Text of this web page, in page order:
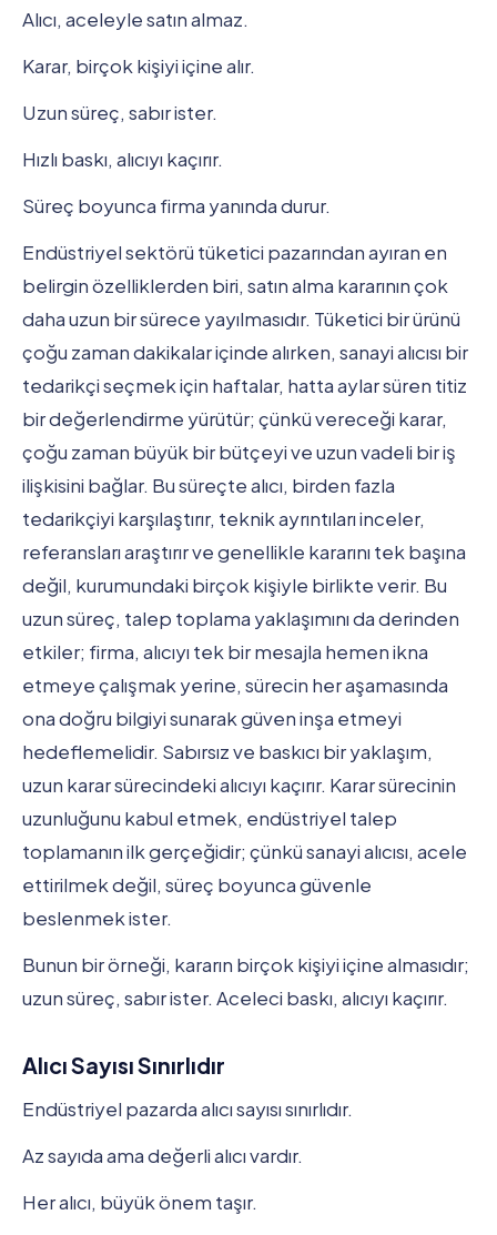
Alıcı, aceleyle satın almaz.
Karar, birçok kişiyi içine alır.
Uzun süreç, sabır ister.
Hızlı baskı, alıcıyı kaçırır.
Süreç boyunca firma yanında durur.
Endüstriyel sektörü tüketici pazarından ayıran en
belirgin özelliklerden biri, satın alma kararının çok
daha uzun bir sürece yayılmasıdır. Tüketici bir ürünü
çoğu zaman dakikalar içinde alırken, sanayi alıcısı bir
tedarikçi seçmek için haftalar, hatta aylar süren titiz
bir değerlendirme yürütür; çünkü vereceği karar,
çoğu zaman büyük bir bütçeyi ve uzun vadeli bir iş
ilişkisini bağlar. Bu süreçte alıcı, birden fazla
tedarikçiyi karşılaştırır, teknik ayrıntıları inceler,
referansları araştırır ve genellikle kararını tek başına
değil, kurumundaki birçok kişiyle birlikte verir. Bu
uzun süreç, talep toplama yaklaşımını da derinden
etkiler; firma, alıcıyı tek bir mesajla hemen ikna
etmeye çalışmak yerine, sürecin her aşamasında
ona doğru bilgiyi sunarak güven inşa etmeyi
hedeflemelidir. Sabırsız ve baskıcı bir yaklaşım,
uzun karar sürecindeki alıcıyı kaçırır. Karar sürecinin
uzunluğunu kabul etmek, endüstriyel talep
toplamanın ilk gerçeğidir; çünkü sanayi alıcısı, acele
ettirilmek değil, süreç boyunca güvenle
beslenmek ister.
Bunun bir örneği, kararın birçok kişiyi içine almasıdır;
uzun süreç, sabır ister. Aceleci baskı, alıcıyı kaçırır.
Alıcı Sayısı Sınırlıdır
Endüstriyel pazarda alıcı sayısı sınırlıdır.
Az sayıda ama değerli alıcı vardır.
Her alıcı, büyük önem taşır.